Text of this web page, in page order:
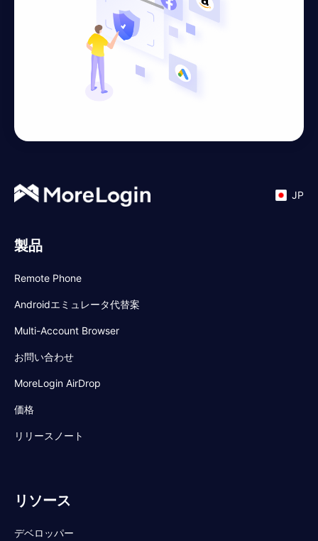
JP
製品
Remote Phone
Androidエミュレータ代替案
Multi-Account Browser
お問い合わせ
MoreLogin AirDrop
価格
リリースノート
リソース
デベロッパー